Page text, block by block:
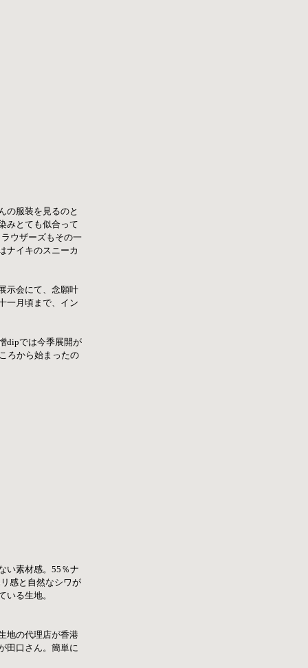
の服装を見るのと
みとても似合って
ウザーズもその一
ナイキのスニーカ
示会にて、念願叶
一月頃まで、イン
dipでは今季展開が
ろから始まったの
い素材感。55％ナ
感と自然なシワが
る生地。
地の代理店が香港
田口さん。簡単に